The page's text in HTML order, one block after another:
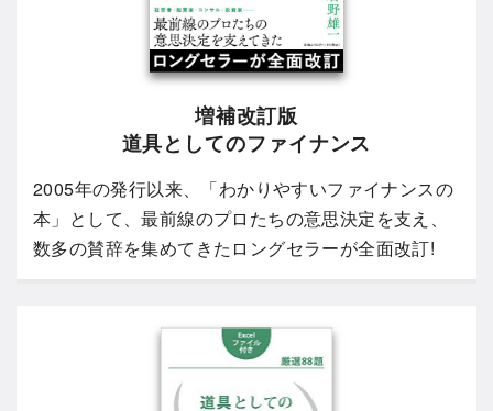
増補改訂版
道具としてのファイナンス
2005年の発行以来、「わかりやすいファイナンスの
本」として、最前線のプロたちの意思決定を支え、
数多の賛辞を集めてきたロングセラーが全面改訂!